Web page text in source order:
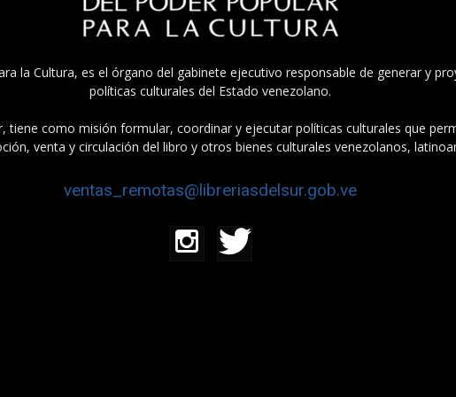
la Cultura, es el órgano del gabinete ejecutivo responsable de generar y
políticas culturales del Estado venezolano.
tiene como misión formular, coordinar y ejecutar políticas culturales que
venta y circulación del libro y otros bienes culturales venezolanos,
ventas_remotas@libreriasdelsur.gob.ve